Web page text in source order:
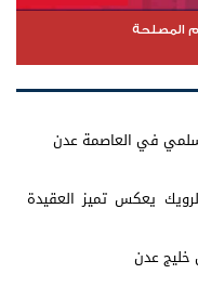
المصلحة
في العاصمة عدن
يعكس تميز العقيدة
خليج عدن